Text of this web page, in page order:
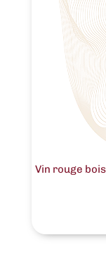
Vin rouge